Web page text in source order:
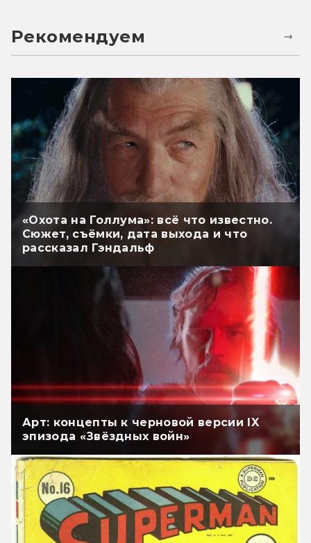
Рекомендуем
«Охота на Голлума»: всё что известно.
Сюжет, съёмки, дата выхода и что
рассказал Гэндальф
Арт: концепты к черновой версии IX
эпизода «Звёздных войн»